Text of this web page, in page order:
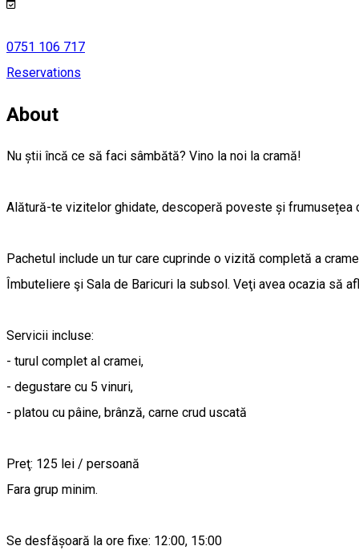
0751 106 717
Reservations
About
Nu știi încă ce să faci sâmbătă? Vino la noi la cramă!
Alătură-te vizitelor ghidate, descoperă poveste și frumusețea
Pachetul include un tur care cuprinde o vizită completă a
Îmbuteliere şi Sala de Baricuri la subsol. Veţi avea ocazia să
Servicii incluse:
- turul complet al cramei,
- degustare cu 5 vinuri,
- platou cu pâine, brânză, carne crud uscată
Preţ: 125 lei / persoană
Fara grup minim.
Se desfășoară la ore fixe: 12:00, 15:00